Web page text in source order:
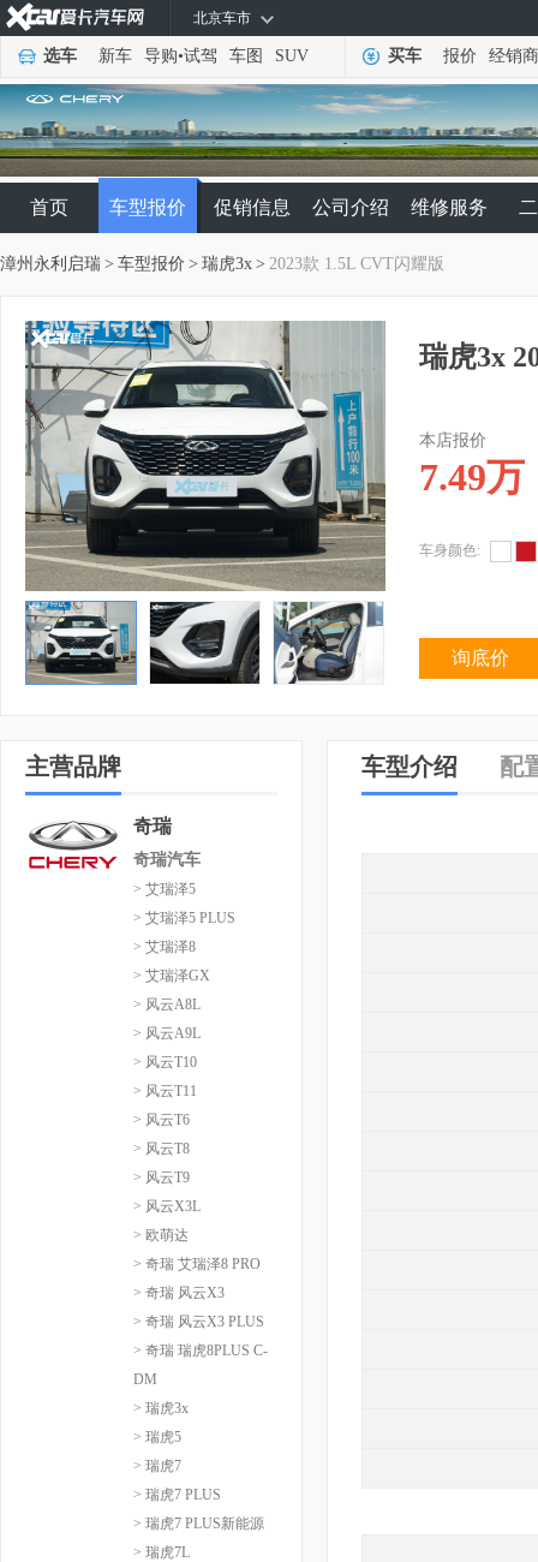
北京车市
选车 新车 导购•试驾 车图 SUV 买车 报价 经销商
首页 车型报价 促销信息 公司介绍 维修服务
漳州永利启瑞 > 车型报价 > 瑞虎3x > 2023款 1.5L CVT闪耀版
瑞虎3x
本店报价
7.49万
车身颜色:
询底价
主营品牌
奇瑞
奇瑞汽车
> 艾瑞泽5
> 艾瑞泽5 PLUS
> 艾瑞泽8
> 艾瑞泽GX
> 风云A8L
> 风云A9L
> 风云T10
> 风云T11
> 风云T6
> 风云T8
> 风云T9
> 风云X3L
> 欧萌达
> 奇瑞 艾瑞泽8 PRO
> 奇瑞 风云X3
> 奇瑞 风云X3 PLUS
> 奇瑞 瑞虎8PLUS C-
DM
> 瑞虎3x
> 瑞虎5
> 瑞虎7
> 瑞虎7 PLUS
> 瑞虎7 PLUS新能源
> 瑞虎7L
车型介绍 配